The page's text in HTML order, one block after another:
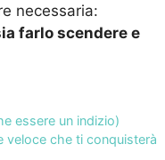
necessaria:
farlo scendere e
essere un indizio)
veloce che ti conquisterà